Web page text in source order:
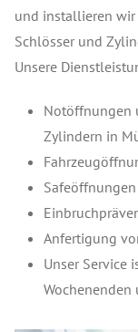
und installieren wir
Schlösser und
Unsere
Notöffnungen
Zylindern in
Safeöffnungen
Anfertigung
Unser Service
Wochenenden